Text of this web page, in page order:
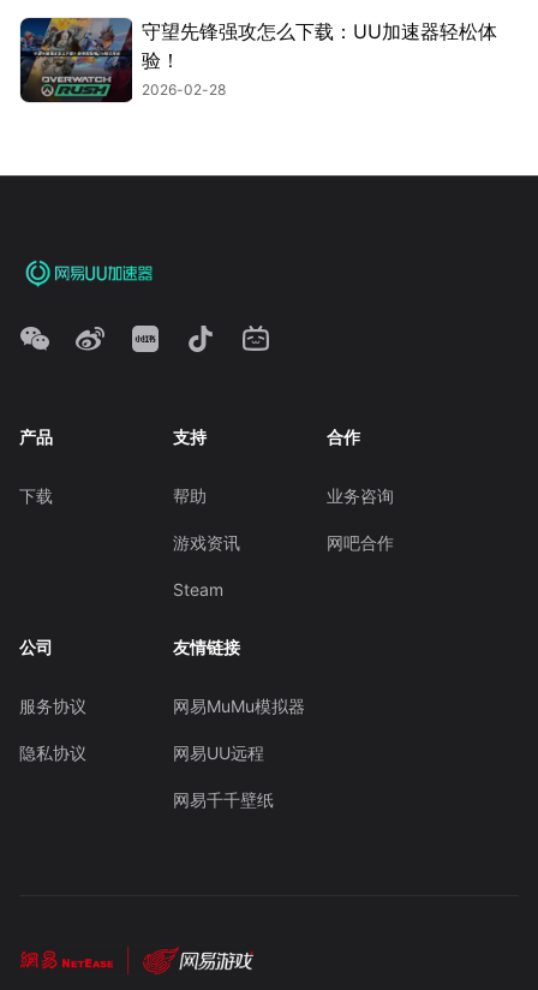
守望先锋强攻怎么下载：UU加速器轻松体
验！
2026-02-28
产品
下载
支持
帮助
游戏资讯
Steam
合作
业务咨询
网吧合作
公司
服务协议
隐私协议
友情链接
网易MuMu模拟器
网易UU远程
网易千千壁纸